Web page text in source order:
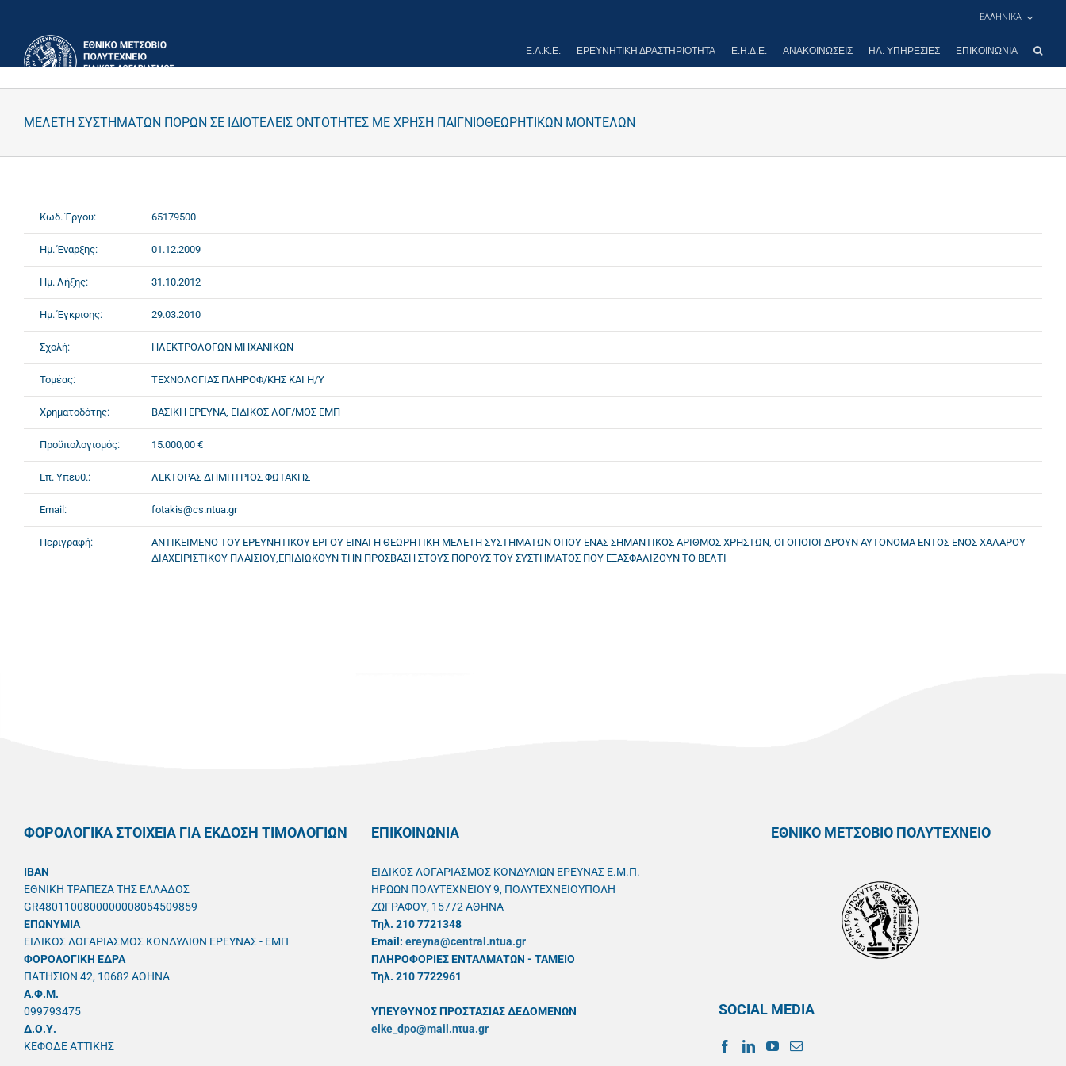
περιεχόμενο
ΕΛΛΗΝΙΚΑ
Ε.Λ.Κ.Ε. ΕΡΕΥΝΗΤΙΚΉ ΔΡΑΣΤΗΡΙΌΤΗΤΑ Ε.Η.Δ.Ε. ΑΝΑΚΟΙΝΏΣΕΙΣ ΗΛ. ΥΠΗΡΕΣΊΕΣ ΕΠΙΚΟΙΝΩΝΊΑ
ΜΕΛΕΤΗ ΣΥΣΤΗΜΑΤΩΝ ΠΟΡΩΝ ΣΕ ΙΔΙΟΤΕΛΕΙΣ ΟΝΤΟΤΗΤΕΣ ΜΕ ΧΡΗΣΗ ΠΑΙΓΝΙΟΘΕΩΡΗΤΙΚΩΝ ΜΟΝΤΕΛΩΝ
Κωδ. Έργου: 65179500
Ημ. Έναρξης: 01.12.2009
Ημ. Λήξης: 31.10.2012
Ημ. Έγκρισης: 29.03.2010
Σχολή: ΗΛΕΚΤΡΟΛΟΓΩΝ ΜΗΧΑΝΙΚΩΝ
Τομέας: ΤΕΧΝΟΛΟΓΙΑΣ ΠΛΗΡΟΦ/ΚΗΣ ΚΑΙ Η/Υ
Χρηματοδότης: ΒΑΣΙΚΗ ΕΡΕΥΝΑ, ΕΙΔΙΚΟΣ ΛΟΓ/ΜΟΣ ΕΜΠ
Προϋπολογισμός: 15.000,00 €
Επ. Υπευθ.: ΛΕΚΤΟΡΑΣ ΔΗΜΗΤΡΙΟΣ ΦΩΤΑΚΗΣ
Email: fotakis@cs.ntua.gr
Περιγραφή:
ΑΝΤΙΚΕΙΜΕΝΟ ΤΟΥ ΕΡΕΥΝΗΤΙΚΟΥ ΕΡΓΟΥ ΕΙΝΑΙ Η ΘΕΩΡΗΤΙΚΗ ΜΕΛΕΤΗ ΣΥΣΤΗΜΑΤΩΝ ΟΠΟΥ ΕΝΑΣ ΣΗΜΑΝΤΙΚΟΣ ΑΡΙΘΜΟΣ ΧΡΗΣΤΩΝ, ΟΙ ΟΠΟΙΟΙ ΔΡΟΥΝ ΑΥΤΟΝΟΜΑ ΕΝΤΟΣ ΕΝΟΣ ΧΑΛΑΡΟΥ
ΔΙΑΧΕΙΡΙΣΤΙΚΟΥ ΠΛΑΙΣΙΟΥ,ΕΠΙΔΙΩΚΟΥΝ ΤΗΝ ΠΡΟΣΒΑΣΗ ΣΤΟΥΣ ΠΟΡΟΥΣ ΤΟΥ ΣΥΣΤΗΜΑΤΟΣ ΠΟΥ ΕΞΑΣΦΑΛΙΖΟΥΝ ΤΟ ΒΕΛΤΙ
ΦΟΡΟΛΟΓΙΚΑ ΣΤΟΙΧΕΙΑ ΓΙΑ ΕΚΔΟΣΗ ΤΙΜΟΛΟΓΙΩΝ
IBAN
ΕΘΝΙΚΗ ΤΡΑΠΕΖΑ ΤΗΣ ΕΛΛΑΔΟΣ
GR4801100800000008054509859
ΕΠΩΝΥΜΙΑ
ΕΙΔΙΚΟΣ ΛΟΓΑΡΙΑΣΜΟΣ ΚΟΝΔΥΛΙΩΝ ΕΡΕΥΝΑΣ - ΕΜΠ
ΦΟΡΟΛΟΓΙΚΗ ΕΔΡΑ
ΠΑΤΗΣΙΩΝ 42, 10682 ΑΘΗΝΑ
A.Φ.Μ.
099793475
Δ.Ο.Υ.
ΚΕΦΟΔΕ ΑΤΤΙΚΗΣ
ΕΠΙΚΟΙΝΩΝΙΑ
ΕΙΔΙΚΟΣ ΛΟΓΑΡΙΑΣΜΟΣ ΚΟΝΔΥΛΙΩΝ ΕΡΕΥΝΑΣ Ε.Μ.Π.
ΗΡΩΩΝ ΠΟΛΥΤΕΧΝΕΙΟΥ 9, ΠΟΛΥΤΕΧΝΕΙΟΥΠΟΛΗ
ΖΩΓΡΑΦΟΥ, 15772 ΑΘΗΝΑ
Τηλ. 210 7721348
Email: ereyna@central.ntua.gr
ΠΛΗΡΟΦΟΡΙΕΣ ΕΝΤΑΛΜΑΤΩΝ - ΤΑΜΕΙΟ
Τηλ. 210 7722961
ΥΠΕΥΘYΝΟΣ ΠΡΟΣΤΑΣΙΑΣ ΔΕΔΟΜΕΝΩΝ
elke_dpo@mail.ntua.gr
ΕΘΝΙΚΟ ΜΕΤΣΟΒΙΟ ΠΟΛΥΤΕΧΝΕΙΟ
SOCIAL MEDIA